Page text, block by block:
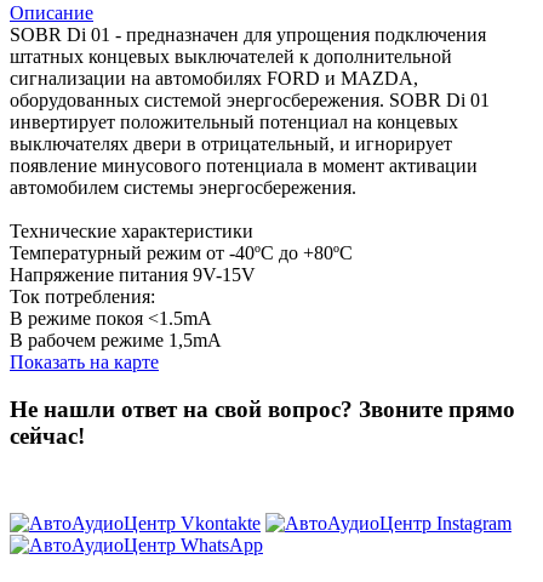
Описание
SOBR Di 01 - предназначен для упрощения подключения
штатных концевых выключателей к дополнительной
сигнализации на автомобилях FORD и MAZDA,
оборудованных системой энергосбережения. SOBR Di 01
инвертирует положительный потенциал на концевых
выключателях двери в отрицательный, и игнорирует
появление минусового потенциала в момент активации
автомобилем системы энергосбережения.
Технические характеристики
Температурный режим от -40ºС до +80ºС
Напряжение питания 9V-15V
Ток потребления:
В режиме покоя <1.5mA
В рабочем режиме 1,5mA
Показать на карте
Не нашли ответ на свой вопрос? Звоните прямо
сейчас!